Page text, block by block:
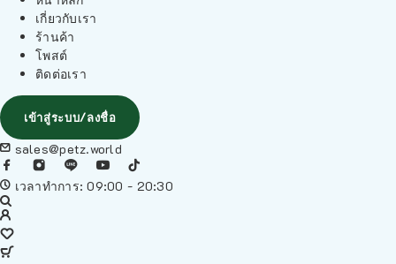
เกี่ยวกับเรา
ร้านค้า
โพสต์
ติดต่อเรา
เข้าสู่ระบบ/ลงชื่อ
sales@petz.world
เวลาทำการ: 09:00 - 20:30